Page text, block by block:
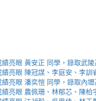
亮眼 黃安正 同學，錄取武陵
亮眼 陳冠謀、李庭安、李訓
亮眼 潘奕愷 同學，錄取內壢
亮眼 農佩珊、林郁芯、陳柏